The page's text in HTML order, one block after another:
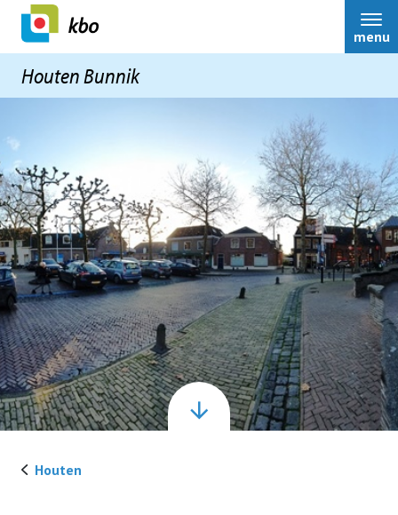
Houten Bunnik
menu
bestuur
Over ons
Nieuws
Contact
Ledenservice
Houten